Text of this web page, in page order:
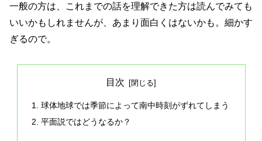
一般の方は、これまでの話を理解できた方は読んでみても
いいかもしれませんが、あまり面白くはないかも。細かす
ぎるので。
目次
球体地球では季節によって南中時刻がずれてしまう
平面説ではどうなるか？